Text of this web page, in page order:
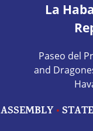
La
Paseo del
and
ASSEMBLY STATE